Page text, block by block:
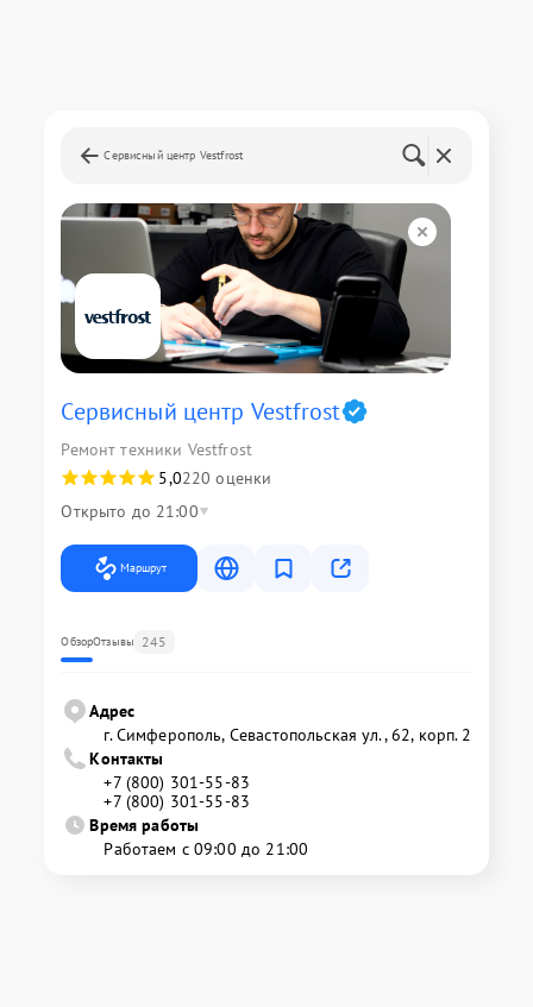
Сервисный центр Vestfrost
Сервисный центр Vestfrost
Ремонт техники Vestfrost
5,0220 оценки
Открыто до 21:00
Маршрут
ОбзорОтзывы 245
Адрес
г. Симферополь, Севастопольская ул., 62, корп. 2
Контакты
+7 (800) 301-55-83
+7 (800) 301-55-83
Время работы
Работаем с 09:00 до 21:00